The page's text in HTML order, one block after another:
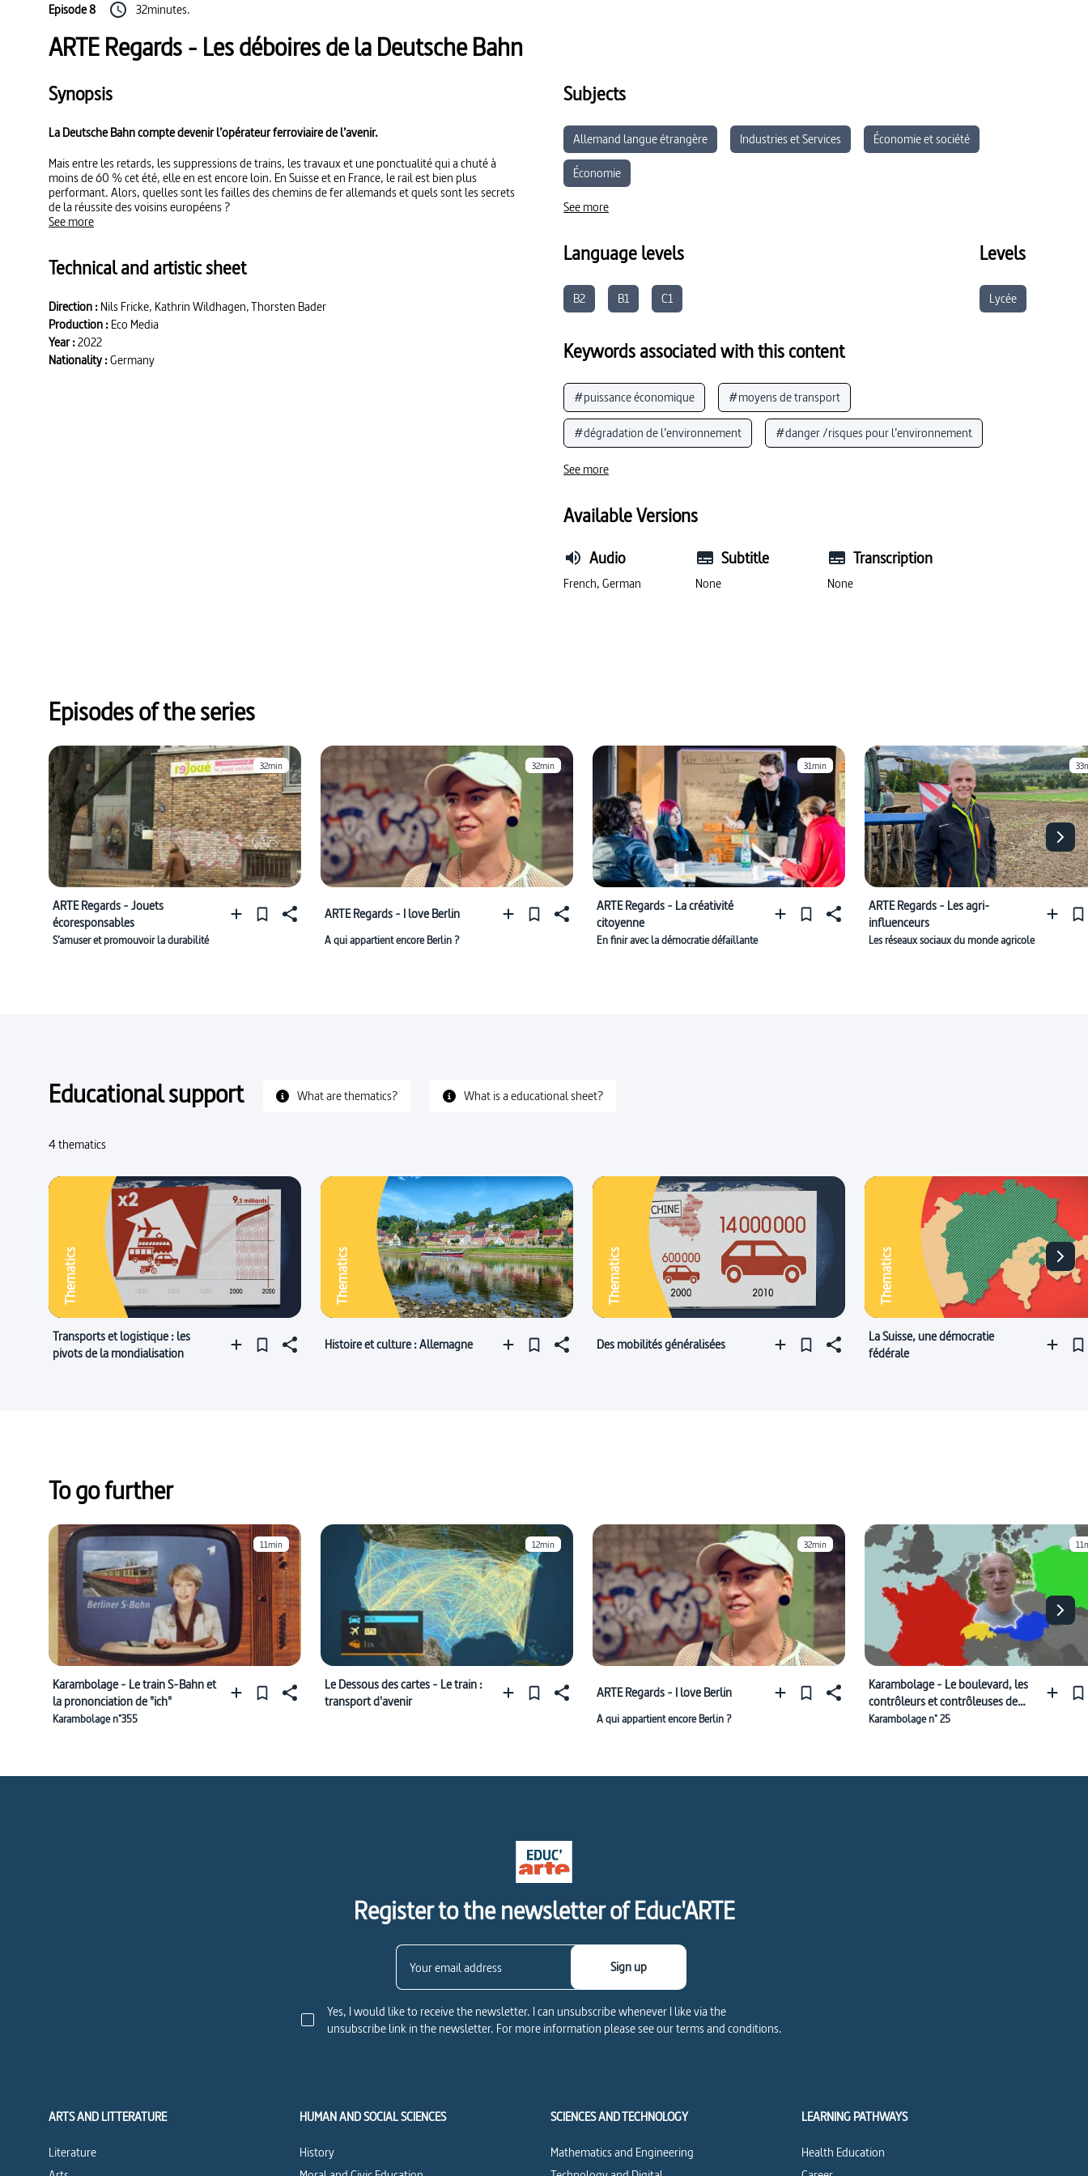
Episode 8 32minutes.
ARTE Regards - Les déboires de la Deutsche Bahn
Synopsis
La Deutsche Bahn compte devenir l’opérateur ferroviaire de l’avenir.
Mais entre les retards, les suppressions de trains, les travaux et une ponctualité qui a chuté à
moins de 60 % cet été, elle en est encore loin. En Suisse et en France, le rail est bien plus
performant. Alors, quelles sont les failles des chemins de fer allemands et quels sont les secrets
de la réussite des voisins européens ?
See more
Technical and artistic sheet
Direction :Nils Fricke, Kathrin Wildhagen, Thorsten Bader
Production :Eco Media
Year :2022
Nationality :Germany
Subjects
Allemand langue étrangère Industries et Services
Économie et société
Économie
See more
Language levels
B2 B1 C1
Levels
Lycée
Keywords associated with this content
#puissance économique #moyens de transport
#dégradation de l’environnement #danger /risques pour l’environnement
#voie de chemin de fer (connu)
#Allemagne (géographie / économie)
#développement durable
See more
Available Versions
Audio
French, German
Subtitle
None
Transcription
None
Episodes of the series
32min
ARTE Regards - Jouets
écoresponsables
S’amuser et promouvoir la durabilité
32min
ARTE Regards - I love Berlin
A qui appartient encore Berlin ?
31min
ARTE Regards - La créativité
citoyenne
En finir avec la démocratie défaillante
ARTE Regards - Les agri-
influenceurs
Les réseaux sociaux du monde agricole
Educational support What are thematics? What is a educational sheet?
4 thematics
Thematics
Transports et logistique : les
pivots de la mondialisation
Thematics
Histoire et culture : Allemagne
Thematics
Des mobilités généralisées
Thematics
La Suisse, une démocratie
fédérale
To go further
11min
Karambolage - Le train S-Bahn et
la prononciation de "ich"
Karambolage n°355
12min
Le Dessous des cartes - Le train :
transport d'avenir
32min
ARTE Regards - I love Berlin
A qui appartient encore Berlin ?
Karambolage - Le boulevard, les
contrôleurs et contrôleuses de
train et les frontières allemandes
Karambolage n° 25
Register to the newsletter of Educ'ARTE
Yes, I would like to receive the newsletter. I can unsubscribe whenever I like via the
unsubscribe link in the newsletter. For more information please see our terms and conditions.
Sign up
ARTS AND LITTERATURE
Literature
HUMAN AND SOCIAL SCIENCES
History
SCIENCES AND TECHNOLOGY
Mathematics and Engineering
LEARNING PATHWAYS
Health Education